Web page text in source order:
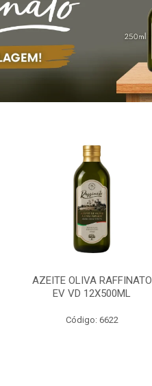
AZEITE OLIVA RAFFINATO
EV VD 12X500ML
Código: 6622